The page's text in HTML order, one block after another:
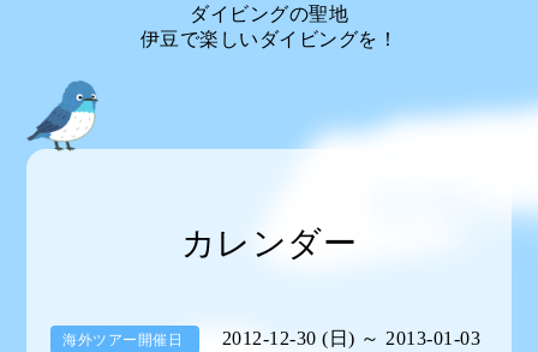
ダイビングの聖地
伊豆で楽しいダイビングを！
カレンダー
海外ツアー開催日
2012-12-30 (日) ～ 2013-01-03